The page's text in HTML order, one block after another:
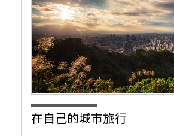
在自己的城市旅行